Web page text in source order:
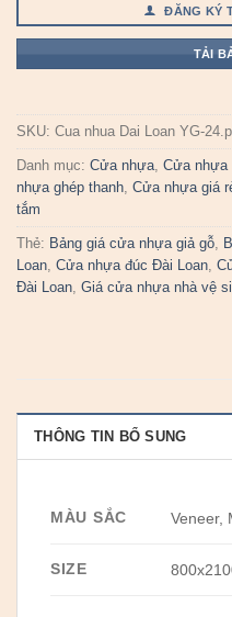
ĐĂNG KÝ
TẢI
SKU: Cua nhua Dai Loan YG-
Danh mục: Cửa nhựa, Cửa nhựa
nhựa ghép thanh, Cửa nhựa giá
tắm
Thẻ: Bảng giá cửa nhựa giả gỗ,
Loan, Cửa nhựa đúc Đài Loan,
Đài Loan, Giá cửa nhựa nhà vệ
THÔNG TIN BỔ SUNG
MÀU SẮC Veneer,
SIZE